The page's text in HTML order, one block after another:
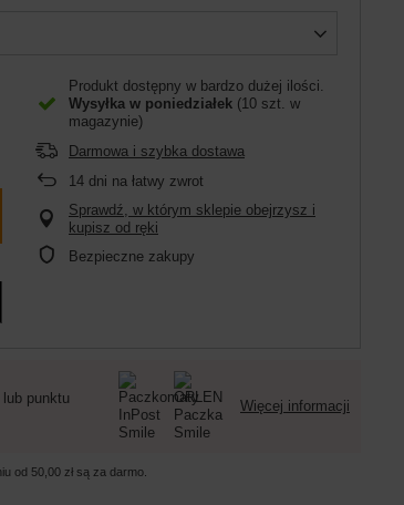
Produkt dostępny w bardzo dużej ilości
Wysyłka w poniedziałek (10 szt. w
magazynie)
Darmowa i szybka dostawa
14 dni na łatwy zwrot
Sprawdź, w którym sklepie obejrzysz i
kupisz od ręki
Bezpieczne zakupy
punktu
Więcej informacji
od 50,00 zł są za darmo.